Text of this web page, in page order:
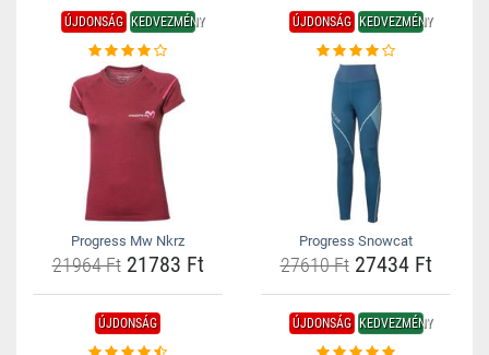
ÚJDONSÁG KEDVEZMÉNY
Progress Mw Nkrz
21964 Ft21783 Ft
ÚJDONSÁG KEDVEZMÉNY
Progress Snowcat
27610 Ft27434 Ft
ÚJDONSÁG ÚJDONSÁG KEDVEZMÉNY